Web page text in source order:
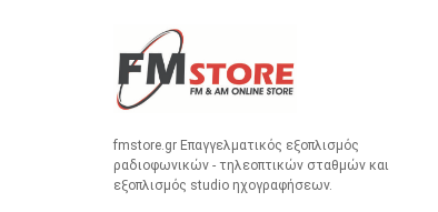
fmstore.gr Επαγγελματικός εξοπλισμός
ραδιοφωνικών - τηλεοπτικών σταθμών και
εξοπλισμός studio ηχογραφήσεων.